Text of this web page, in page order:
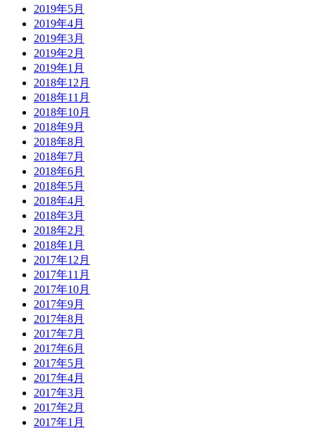
2019年5月
2019年4月
2019年3月
2019年2月
2019年1月
2018年12月
2018年11月
2018年10月
2018年9月
2018年8月
2018年7月
2018年6月
2018年5月
2018年4月
2018年3月
2018年2月
2018年1月
2017年12月
2017年11月
2017年10月
2017年9月
2017年8月
2017年7月
2017年6月
2017年5月
2017年4月
2017年3月
2017年2月
2017年1月